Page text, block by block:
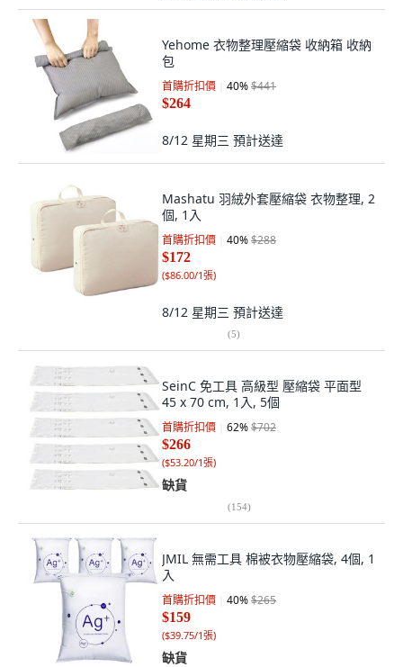
Yehome 衣物整理壓縮袋 收納箱 收納
包
首購折扣價 40%$441
$264
8/12 星期三 預計送達
Mashatu 羽絨外套壓縮袋 衣物整理, 2
個, 1入
首購折扣價 40%$288
$172
($86.00/1張)
8/12 星期三 預計送達
(5)
SeinC 免工具 高級型 壓縮袋 平面型
45 x 70 cm, 1入, 5個
首購折扣價 62%$702
$266
($53.20/1張)
缺貨
(154)
JMIL 無需工具 棉被衣物壓縮袋, 4個, 1
入
首購折扣價 40%$265
$159
($39.75/1張)
缺貨